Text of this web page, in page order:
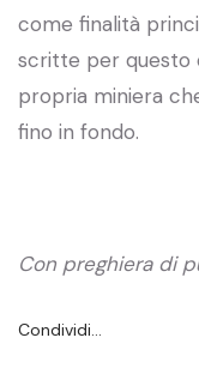
come finalità
scritte per questo
propria miniera
fino in fondo.
Con preghiera di
Condividi…